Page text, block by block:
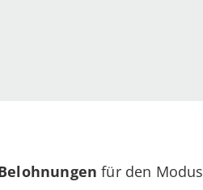
für den Modus